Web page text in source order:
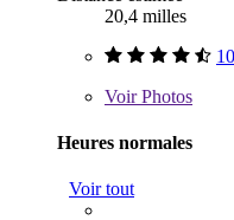
20,4 milles
VoirPhotos
Heures normales
Voir tout